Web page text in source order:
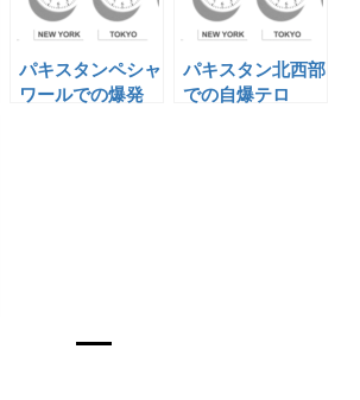
パキスタンペシャ
ワールでの爆発
パキスタン北西部
での自爆テロ